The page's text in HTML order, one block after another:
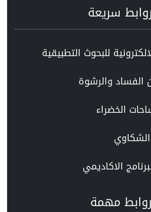
روابط سريعة
للبحوث التطبيقية
الفساد والرشوة
الخضراء
الشكاوي
الاكاديمي
روابط مهمة